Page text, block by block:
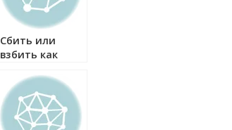
Сбить или
взбить как